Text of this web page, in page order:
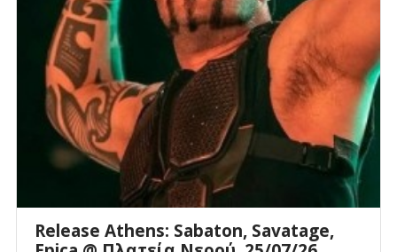
Release Athens: Sabaton, Savatage,